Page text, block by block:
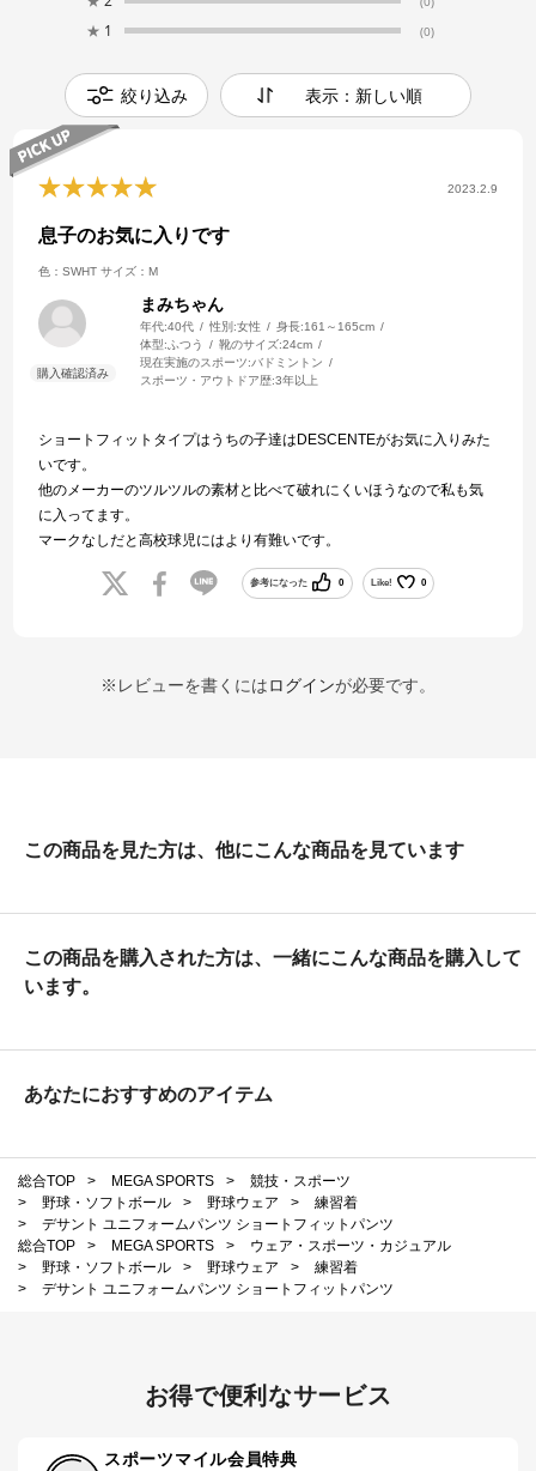
★ 1 (0)
絞り込み 表示：新しい順
2023.2.9
息子のお気に入りです
色：SWHT サイズ：M
まみちゃん
年代:40代 性別:女性 身長:161～165cm
体型: ふつう 靴のサイズ:24cm
現在実施のスポーツ:バドミントン
スポーツ・アウトドア歴:3年以上
ショートフィットタイプはうちの子達はDESCENTEがお気に入りみた
いです。
他のメーカーのツルツルの素材と比べて破れにくいほうなので私も気
に入ってます。
マークなしだと高校球児にはより有難いです。
参考になった 0 Like! 0
※レビューを書くにはログインが必要です。
この商品を見た方は、他にこんな商品を見ています
この商品を購入された方は、一緒にこんな商品を購入して
います。
あなたにおすすめのアイテム
総合TOP > MEGA SPORTS >
競技・スポーツ
>
野球・ソフトボール > 野球ウェア >
練習着
>
デサント ユニフォームパンツ ショートフィットパンツ
総合TOP
> MEGA SPORTS >
ウェア・スポーツ・カジュアル
>
野球・ソフトボール > 野球ウェア >
練習着
>
デサント ユニフォームパンツ ショートフィットパンツ
お得で便利なサービス
スポーツマイル会員特典